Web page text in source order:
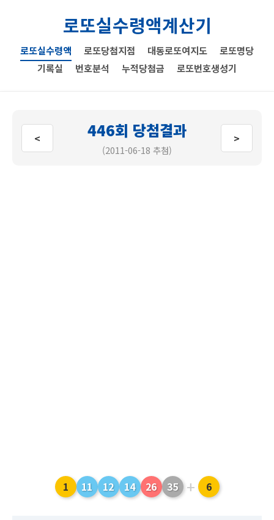
로또실수령액계산기
로또실수령액 로또당첨지점 대동로또여지도
로또명당
기록실
번호분석 누적당첨금 로또번호생성기
< 446회 당첨결과
(2011-06-18 추첨)
>
1 11 12 14 26 35 + 6